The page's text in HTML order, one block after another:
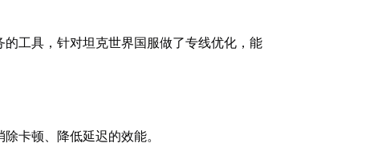
工具，针对坦克世界国服做了专线优化，能
卡顿、降低延迟的效能。